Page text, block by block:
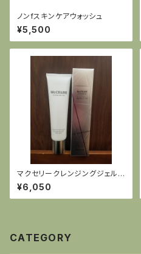
ノンfスキンケアウォッシュ
¥5,500
マクセリークレンジングジェル
【幹細胞シリーズ】
¥6,050
CATEGORY